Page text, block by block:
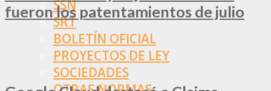
SSN
SRT
BOLETÍN OFICIAL
PROYECTOS DE LEY
SOCIEDADES
fueron los patentamientos de julio